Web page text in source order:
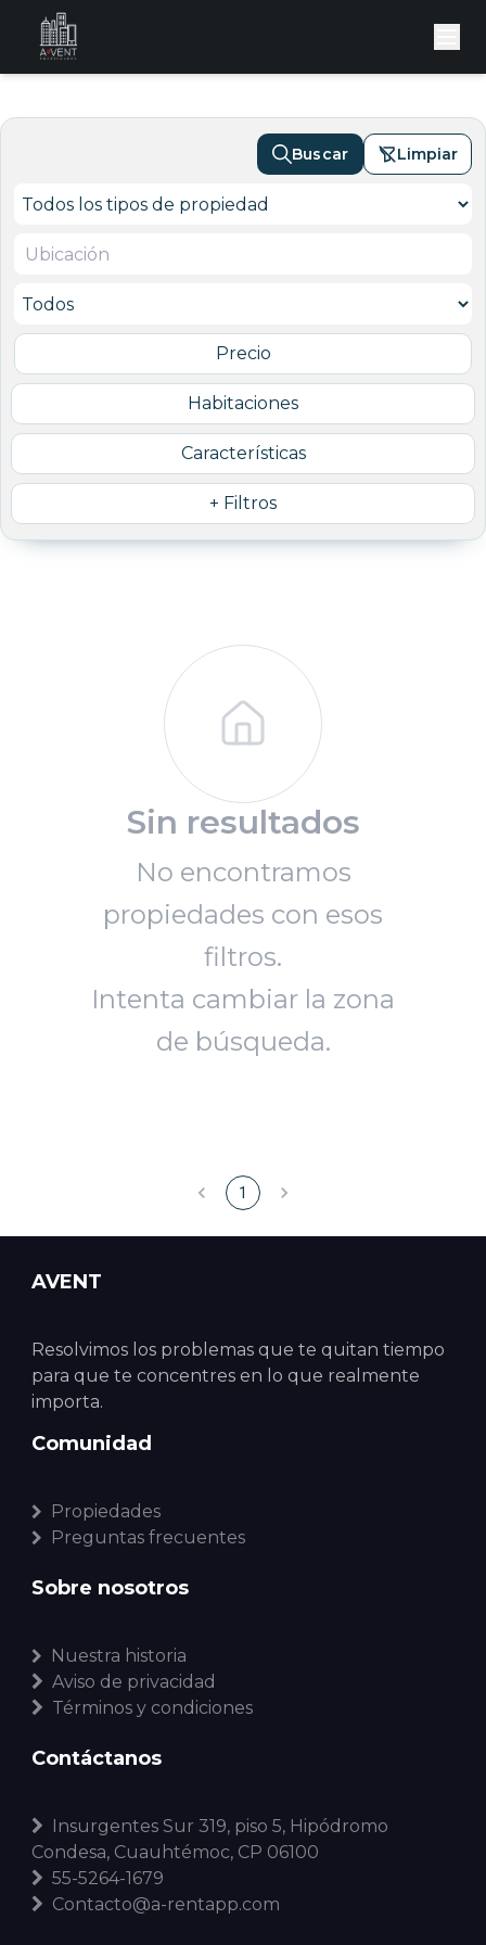
Precio
Habitaciones
Características
+ Filtros
Buscar Limpiar
Sin resultados
No encontramos
propiedades con esos
filtros.
Intenta cambiar la zona
de búsqueda.
1
AVENT
Resolvimos los problemas que te quitan tiempo
para que te concentres en lo que realmente
importa.
Comunidad
Propiedades
Preguntas frecuentes
Sobre nosotros
Nuestra historia
Aviso de privacidad
Términos y condiciones
Contáctanos
Insurgentes Sur 319, piso 5, Hipódromo
Condesa, Cuauhtémoc, CP 06100
55-5264-1679
Contacto@a-rentapp.com